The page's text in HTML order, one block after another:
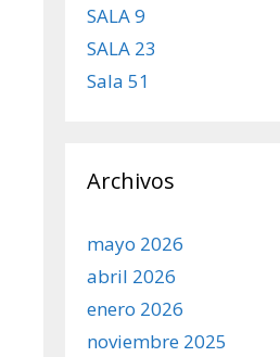
SALA 9
SALA 23
Sala 51
Archivos
mayo 2026
abril 2026
enero 2026
noviembre 2025